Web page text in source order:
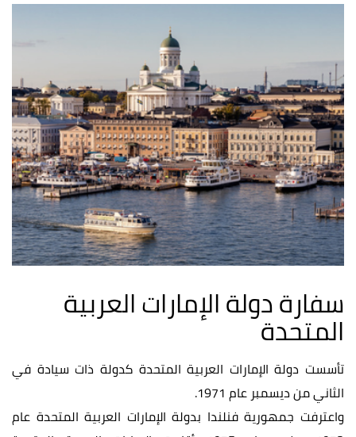
سفارة دولة الإمارات العربية
المتحدة
تأسست دولة الإمارات العربية المتحدة كدولة ذات سيادة في
الثاني من ديسمبر عام 1971.
واعترفت جمهورية فنلندا بدولة الإمارات العربية المتحدة عام